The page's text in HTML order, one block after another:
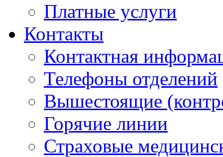
Платные услуги
Контакты
Контактная
Телефоны отделений
Вышестоящие
Горячие линии
Страховые